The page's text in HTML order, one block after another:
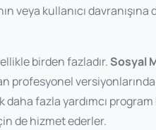
veya kullanıcı
birden fazladır. Sosyal
profesyonel
fazla yardımcı
de hizmet ederler.